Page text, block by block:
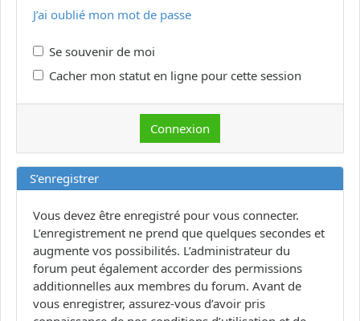
J’ai oublié mon mot de passe
Se souvenir de moi
Cacher mon statut en ligne pour cette session
S’enregistrer
Vous devez être enregistré pour vous connecter.
L’enregistrement ne prend que quelques secondes et
augmente vos possibilités. L’administrateur du
forum peut également accorder des permissions
additionnelles aux membres du forum. Avant de
vous enregistrer, assurez-vous d’avoir pris